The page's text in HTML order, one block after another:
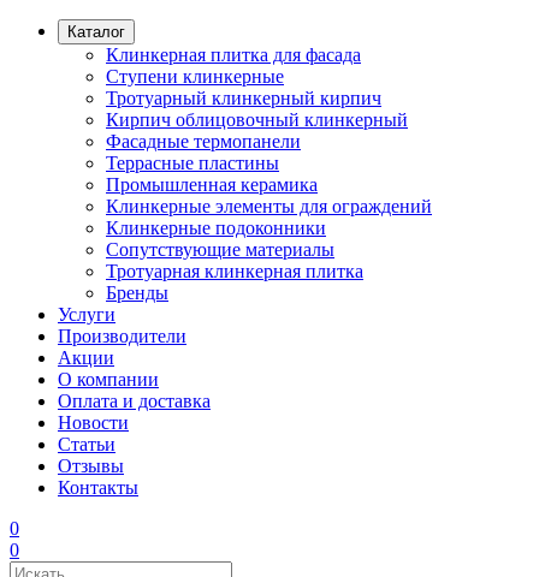
Каталог
Клинкерная плитка для фасада
Ступени клинкерные
Тротуарный клинкерный кирпич
Кирпич облицовочный клинкерный
Фасадные термопанели
Террасные пластины
Промышленная керамика
Клинкерные элементы для ограждений
Клинкерные подоконники
Сопутствующие материалы
Тротуарная клинкерная плитка
Бренды
Услуги
Производители
Акции
О компании
Оплата и доставка
Новости
Статьи
Отзывы
Контакты
0
0